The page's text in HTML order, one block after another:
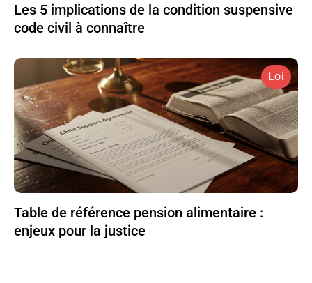
Les 5 implications de la condition suspensive
code civil à connaître
Loi
Table de référence pension alimentaire :
enjeux pour la justice